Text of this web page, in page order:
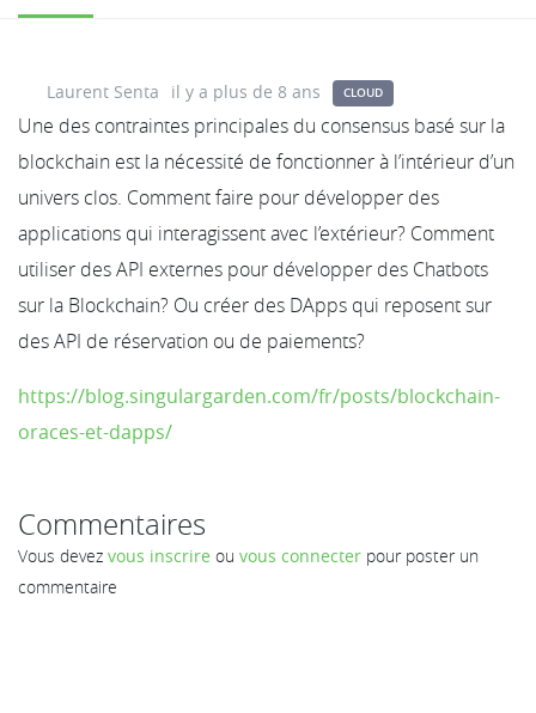
Laurent Senta il y a plus de 8 ans CLOUD
Une des contraintes principales du consensus basé sur la
blockchain est la nécessité de fonctionner à l’intérieur d’un
univers clos. Comment faire pour développer des
applications qui interagissent avec l’extérieur? Comment
utiliser des API externes pour développer des Chatbots
sur la Blockchain? Ou créer des DApps qui reposent sur
des API de réservation ou de paiements?
https://blog.singulargarden.com/fr/posts/blockchain-
oraces-et-dapps/
Commentaires
Vous devez vous inscrire ou vous connecter pour poster un
commentaire